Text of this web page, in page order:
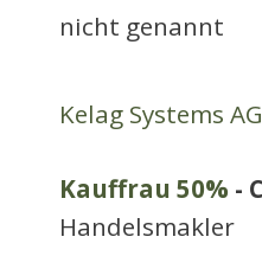
nicht genannt
Kelag Systems AG
Kauffrau 50% -
Handelsmakler